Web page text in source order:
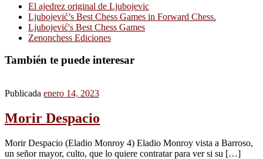
El ajedrez original de Ljubojevic
Ljubojević’s Best Chess Games in Forward Chess.
Ljubojević's Best Chess Games
Zenonchess Ediciones
También te puede interesar
Publicada enero 14, 2023
Morir Despacio
Morir Despacio (Eladio Monroy 4) Eladio Monroy vista a Barroso,
un señor mayor, culto, que lo quiere contratar para ver si su […]